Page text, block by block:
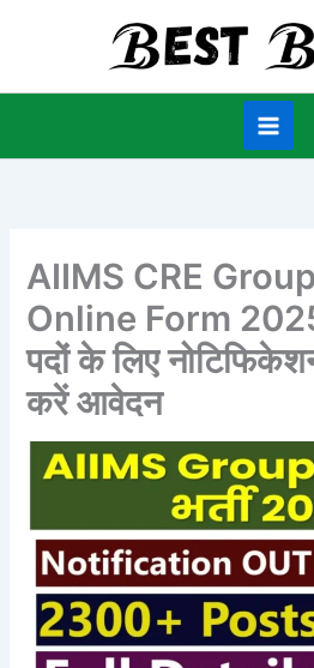
AIIMS CRE
Online Form
पदों के लिए
करें आवेदन